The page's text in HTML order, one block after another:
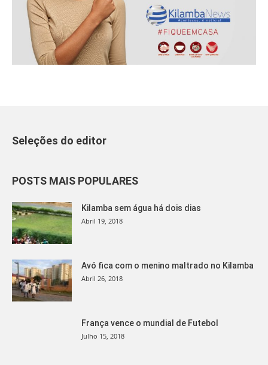
Seleções do editor
POSTS MAIS POPULARES
Kilamba sem água há dois dias
Abril 19, 2018
Avó fica com o menino maltrado no Kilamba
Abril 26, 2018
França vence o mundial de Futebol
Julho 15, 2018